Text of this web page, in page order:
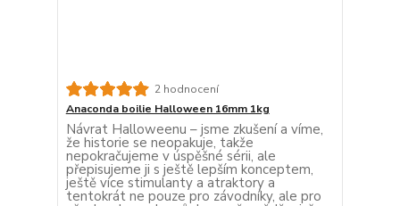
2 hodnocení
Anaconda boilie Halloween 16mm 1kg
Návrat Halloweenu – jsme zkušení a víme,
že historie se neopakuje, takže
nepokračujeme v úspěšné sérii, ale
přepisujeme ji s ještě lepším konceptem,
ještě více stimulanty a atraktory a
tentokrát ne pouze pro závodníky, ale pro